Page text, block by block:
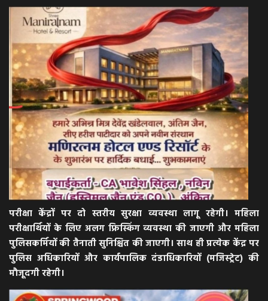
परीक्षा केंद्रों पर दो स्तरीय सुरक्षा व्यवस्था लागू रहेगी। महिला
परीक्षार्थियों के लिए अलग फ्रिस्किंग व्यवस्था की जाएगी और महिला
पुलिसकर्मियों की तैनाती सुनिश्चित की जाएगी। साथ ही प्रत्येक केंद्र पर
पुलिस अधिकारियों और कार्यपालिक दंडाधिकारियों (मजिस्ट्रेट) की
मौजूदगी रहेगी।